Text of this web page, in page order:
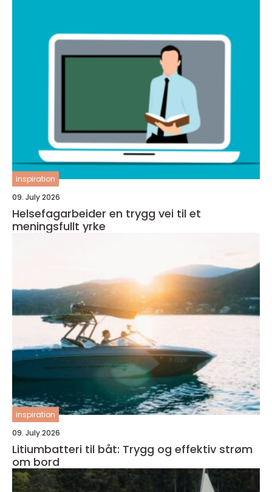
inspiration
09. July 2026
Helsefagarbeider en trygg vei til et
meningsfullt yrke
inspiration
09. July 2026
Litiumbatteri til båt: Trygg og effektiv strøm
om bord